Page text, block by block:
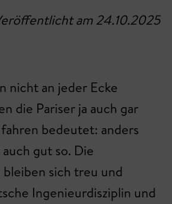
am 24.10.2025
nicht an jeder Ecke
die Pariser ja auch gar
bedeutet: anders
gut so. Die
sich treu und
Ingenieurdisziplin und